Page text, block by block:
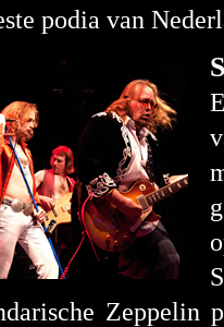
podia van
Zeppelin